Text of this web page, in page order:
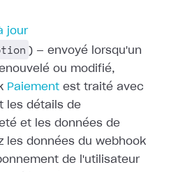
jour
) — envoyé lorsqu'un
ou modifié,
Paiement est traité avec
les détails de
et les données de
les données du webhook
de l'utilisateur